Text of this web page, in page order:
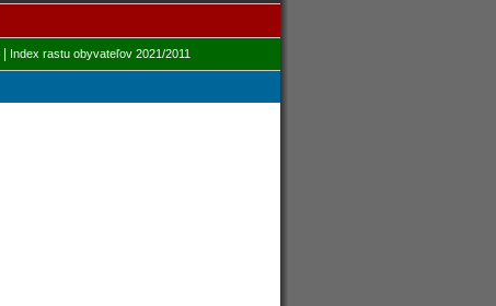
Index rastu obyvateľov 2021/2011